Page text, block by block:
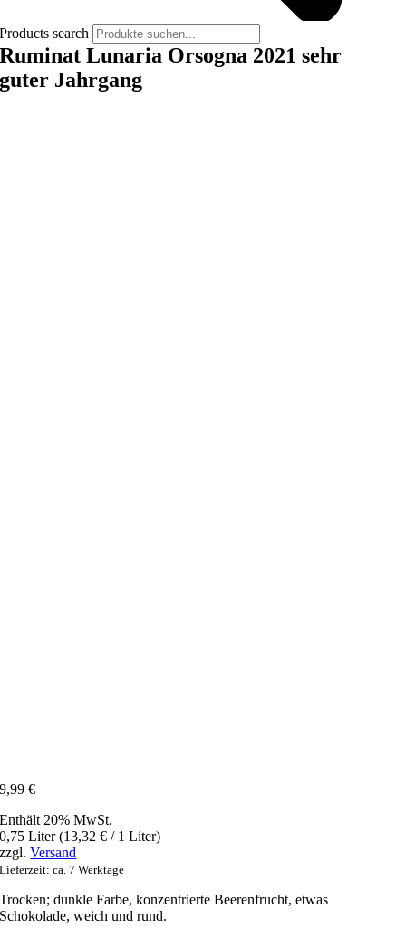
Products search
Ruminat Lunaria Orsogna 2021 sehr
guter Jahrgang
9,99€
Enthält 20% MwSt.
0,75 Liter (13,32€ / 1 Liter)
zzgl.Versand
Lieferzeit: ca. 7 Werktage
Trocken; dunkle Farbe, konzentrierte Beerenfrucht, etwas
Schokolade, weich und rund.